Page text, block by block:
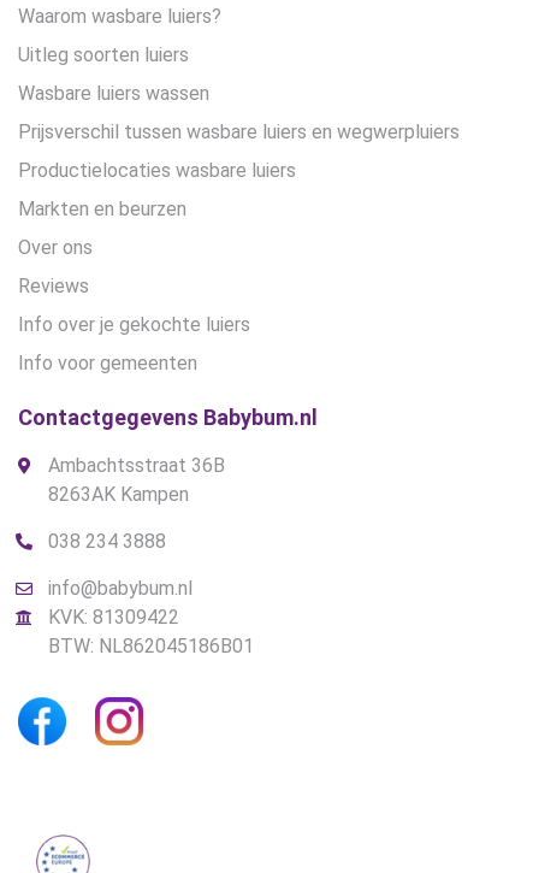
Waarom wasbare luiers?
Uitleg soorten luiers
Wasbare luiers wassen
Prijsverschil tussen wasbare luiers en wegwerpluiers
Productielocaties wasbare luiers
Markten en beurzen
Over ons
Reviews
Info over je gekochte luiers
Info voor gemeenten
Contactgegevens Babybum.nl
Ambachtsstraat 36B
8263AK Kampen
038 234 3888
info@babybum.nl
KVK: 81309422
BTW: NL862045186B01